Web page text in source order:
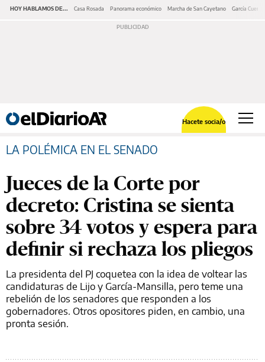
HOY HABLAMOS DE... Casa Rosada Panorama económico Marcha de San Cayetano García Cuerva
Hacete socia/o
LA POLÉMICA EN EL SENADO
Jueces de la Corte por
decreto: Cristina se sienta
sobre 34 votos y espera para
definir si rechaza los pliegos
La presidenta del PJ coquetea con la idea de voltear las
candidaturas de Lijo y García-Mansilla, pero teme una
rebelión de los senadores que responden a los
gobernadores. Otros opositores piden, en cambio, una
pronta sesión.